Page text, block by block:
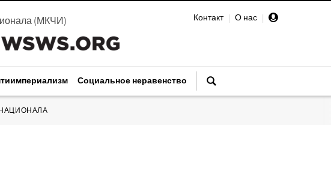
Контакт | О нас |
(МКЧИ)
Социальное неравенство